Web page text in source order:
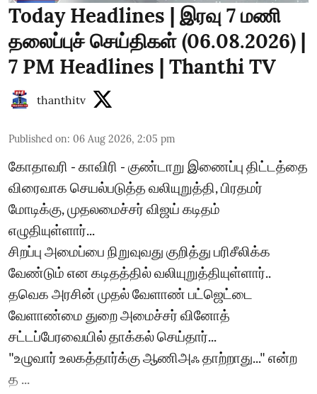
Today Headlines | இரவு 7 மணி
தலைப்புச் செய்திகள் (06.08.2026) |
7 PM Headlines | Thanthi TV
thanthitv
Published on: 06 Aug 2026, 2:05 pm
கோதாவரி - காவிரி - குண்டாறு இணைப்பு திட்டத்தை
விரைவாக செயல்படுத்த வலியுறுத்தி, பிரதமர்
மோடிக்கு, முதலமைச்சர் விஜய் கடிதம்
எழுதியுள்ளார்...
சிறப்பு அமைப்பை நிறுவுவது குறித்து பரிசீலிக்க
வேண்டும் என கடிதத்தில் வலியுறுத்தியுள்ளார்..
தவெக அரசின் முதல் வேளாண் பட்ஜெட்டை
வேளாண்மை துறை அமைச்சர் வினோத்
சட்டப்பேரவையில் தாக்கல் செய்தார்...
"உழுவார் உலகத்தார்க்கு ஆணிஅஃ தாற்றாது..." என்ற
த ...